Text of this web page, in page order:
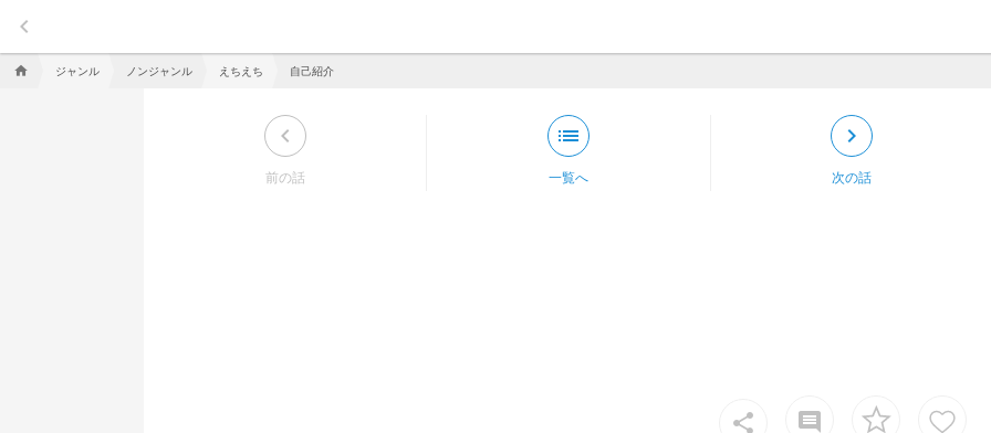
keyboard_arrow_left
home ジャンル ノンジャンル えちえち 自己紹介
keyboard_arrow_left
前の話
list
一覧へ
keyboard_arrow_right
次の話
share insert_comment